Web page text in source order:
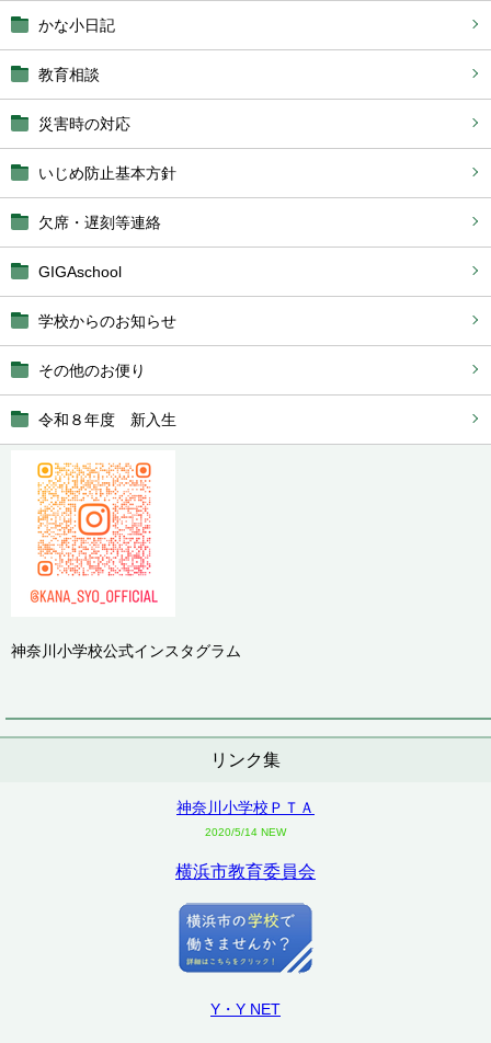
かな小日記
教育相談
災害時の対応
いじめ防止基本方針
欠席・遅刻等連絡
GIGAschool
学校からのお知らせ
その他のお便り
令和８年度 新入生
神奈川小学校公式インスタグラム
リンク集
神奈川小学校ＰＴＡ
2020/5/14 NEW
横浜市教育委員会
Y・Y NET